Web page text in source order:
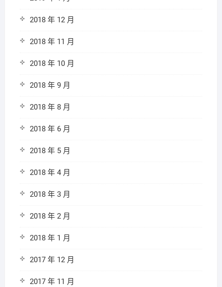
2018 年 12 月
2018 年 11 月
2018 年 10 月
2018 年 9 月
2018 年 8 月
2018 年 6 月
2018 年 5 月
2018 年 4 月
2018 年 3 月
2018 年 2 月
2018 年 1 月
2017 年 12 月
2017 年 11 月